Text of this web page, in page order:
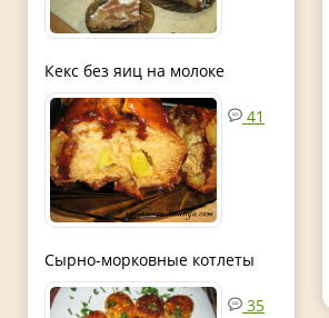
Кекс без яиц на молоке
41
Сырно-морковные котлеты
35